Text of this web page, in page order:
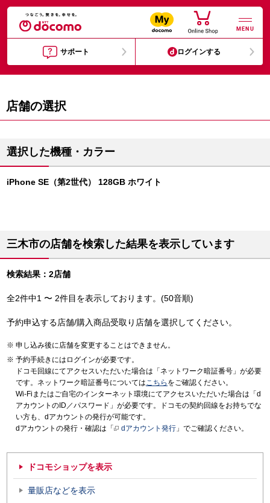
MENU
サポート ログインする
店舗の選択
選択した機種・カラー
iPhone SE（第2世代） 128GB ホワイト
三木市の店舗を検索した結果を表示しています
検索結果：2店舗
全2件中1 〜 2件目を表示しております。(50音順)
予約申込する店舗/購入商品受取り店舗を選択してください。
申し込み後に店舗を変更することはできません。
予約手続きにはログインが必要です。
ドコモ回線にてアクセスいただいた場合は「ネットワーク暗証番号」が必要
です。ネットワーク暗証番号についてはこちら をご確認ください。
Wi-Fiまたはご自宅のインターネット環境にてアクセスいただいた場合は「d
アカウントのID／パスワード」が必要です。ドコモの契約回線をお持ちでな
い方も、dアカウントの発行が可能です。
dアカウントの発行・確認は「
dアカウント発行 」でご確認ください。
ドコモショップを表示
量販店などを表示